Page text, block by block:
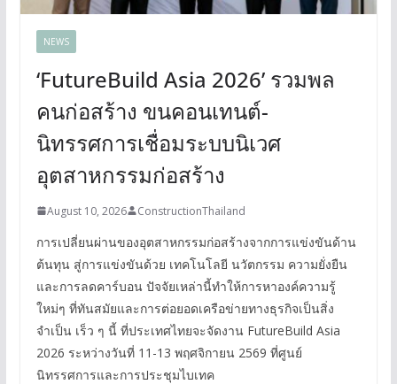
NEWS
‘FutureBuild Asia 2026’ รวมพล
คนก่อสร้าง ขนคอนเทนต์-
นิทรรศการเชื่อมระบบนิเวศ
อุตสาหกรรมก่อสร้าง
August 10, 2026 ConstructionThailand
การเปลี่ยนผ่านของอุตสาหกรรมก่อสร้างจากการแข่งขันด้าน
ต้นทุน สู่การแข่งขันด้วย เทคโนโลยี นวัตกรรม ความยั่งยืน
และการลดคาร์บอน ปัจจัยเหล่านี้ทำให้การหาองค์ความรู้
ใหม่ๆ ที่ทันสมัยและการต่อยอดเครือข่ายทางธุรกิจเป็นสิ่ง
จำเป็น เร็ว ๆ นี้ ที่ประเทศไทยจะจัดงาน FutureBuild Asia
2026 ระหว่างวันที่ 11-13 พฤศจิกายน 2569 ที่ศูนย์
นิทรรศการและการประชุมไบเทค